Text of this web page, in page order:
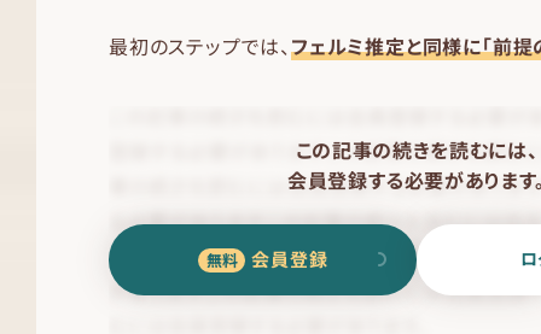
最初のステップでは、フェルミ推定と同様に「前提
この記事の続きを読むには、
会員登録する必要があります
会員登録